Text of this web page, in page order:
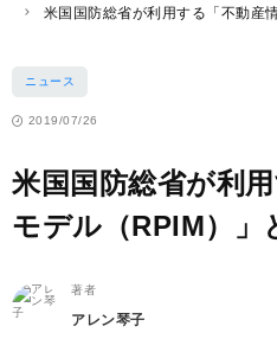
米国国防総省が利用する「不動産
ニュース
2019/07/26
米国国防総省が利
モデル（RPIM）」
著者
アレン琴子